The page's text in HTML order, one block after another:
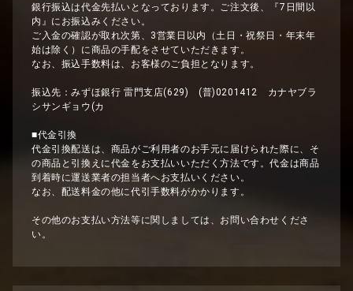
銀行振込は代金先払いとなっております。ご注文後、『7日間以
内』にお振込みください。
ご入金の確認が取れ次第、3営業日以内（土日・祝祭日・年末年
始は除く）に商品の手配をさせていただきます。
なお、振込手数料は、お客様のご負担となります。
振込先：みずほ銀行 雷門支店(629) (普)0201412 カナヤブラ
シサンギョウ(カ
■代金引換
代金引換配送は、商品がご利用者のお手元に届けられた際に、そ
の商品と引換えに代金をお支払いいただく方法です。代金は商品
到着時に運送業者の担当者へお支払いください。
なお、配送料金の他に代引手数料がかかります。
その他のお支払い方法等に関しましては、お問い合わせくださ
い。